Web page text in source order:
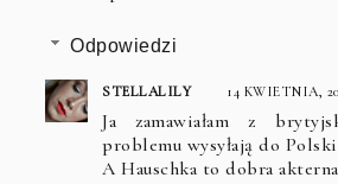
Odpowiedzi
STELLALILY 14 KWIETNIA,
Ja zamawiałam z
problemu wysyłają do
A Hauschka to dobra